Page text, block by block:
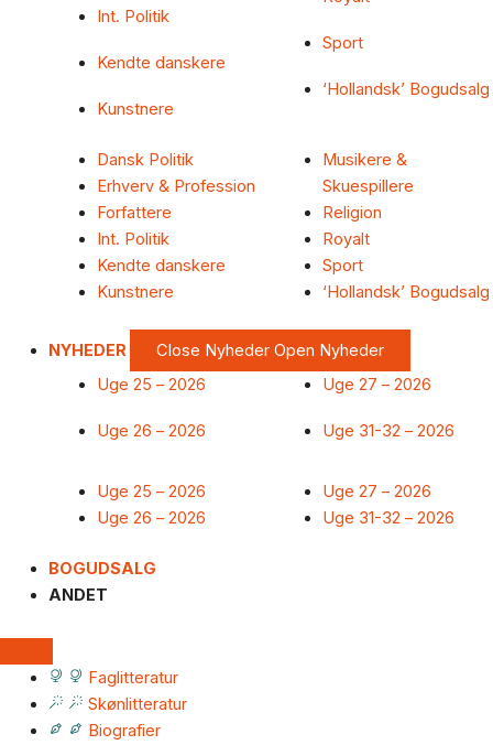
Int. Politik
Kendte danskere
Kunstnere
Sport
‘Hollandsk’ Bogudsalg
Dansk Politik
Erhverv & Profession
Forfattere
Int. Politik
Kendte danskere
Kunstnere
Musikere &
Skuespillere
Religion
Royalt
Sport
‘Hollandsk’ Bogudsalg
NYHEDER Close Nyheder Open Nyheder
Uge 25 – 2026
Uge 26 – 2026
Uge 27 – 2026
Uge 31-32 – 2026
Uge 25 – 2026
Uge 26 – 2026
Uge 27 – 2026
Uge 31-32 – 2026
BOGUDSALG
ANDET
Faglitteratur
Skønlitteratur
Biografier